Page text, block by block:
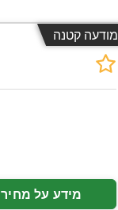
מודעה קטנה
מידע על מחיר